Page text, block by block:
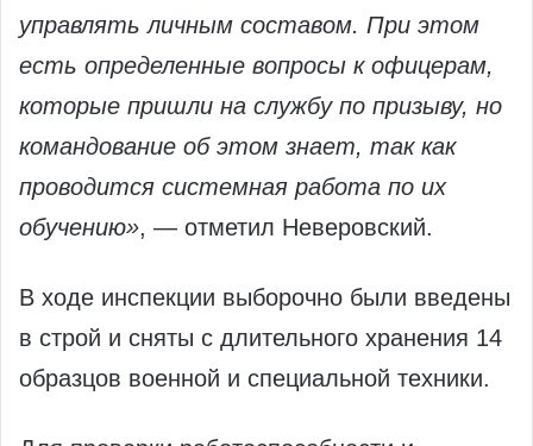
управлять личным составом. При этом
есть определенные вопросы к офицерам,
которые пришли на службу по призыву, но
командование об этом знает, так как
проводится системная работа по их
обучению», — отметил Неверовский.
В ходе инспекции выборочно были введены
в строй и сняты с длительного хранения 14
образцов военной и специальной техники.